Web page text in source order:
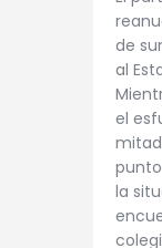
de
al
el
la